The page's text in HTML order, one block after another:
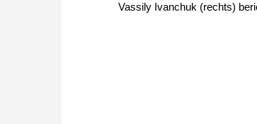
Vassily Ivanchuk (rechts)